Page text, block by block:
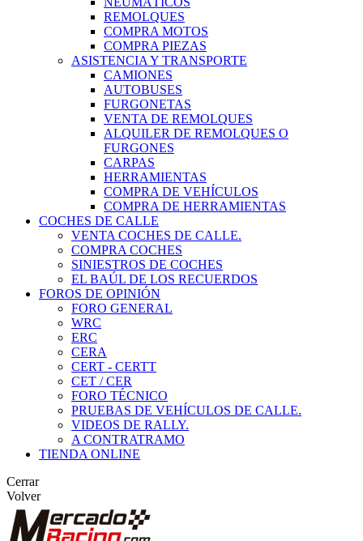
REMOLQUES
COMPRA MOTOS
COMPRA PIEZAS
ASISTENCIA Y TRANSPORTE
CAMIONES
AUTOBUSES
FURGONETAS
VENTA DE REMOLQUES
ALQUILER DE REMOLQUES O
FURGONES
CARPAS
HERRAMIENTAS
COMPRA DE VEHÍCULOS
COMPRA DE HERRAMIENTAS
COCHES DE CALLE
VENTA COCHES DE CALLE.
COMPRA COCHES
SINIESTROS DE COCHES
EL BAÚL DE LOS RECUERDOS
FOROS DE OPINIÓN
FORO GENERAL
WRC
ERC
CERA
CERT - CERTT
CET / CER
FORO TÉCNICO
PRUEBAS DE VEHÍCULOS DE CALLE.
VIDEOS DE RALLY.
A CONTRATRAMO
TIENDA ONLINE
Cerrar
Volver